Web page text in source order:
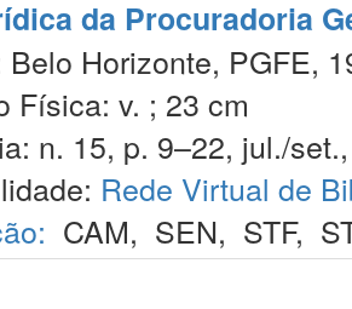
da Procuradoria
Horizonte, PGFE,
Física: v. ; 23 cm
n. 15, p. 9–22, jul./
Rede Virtual de
CAM, SEN, STF,